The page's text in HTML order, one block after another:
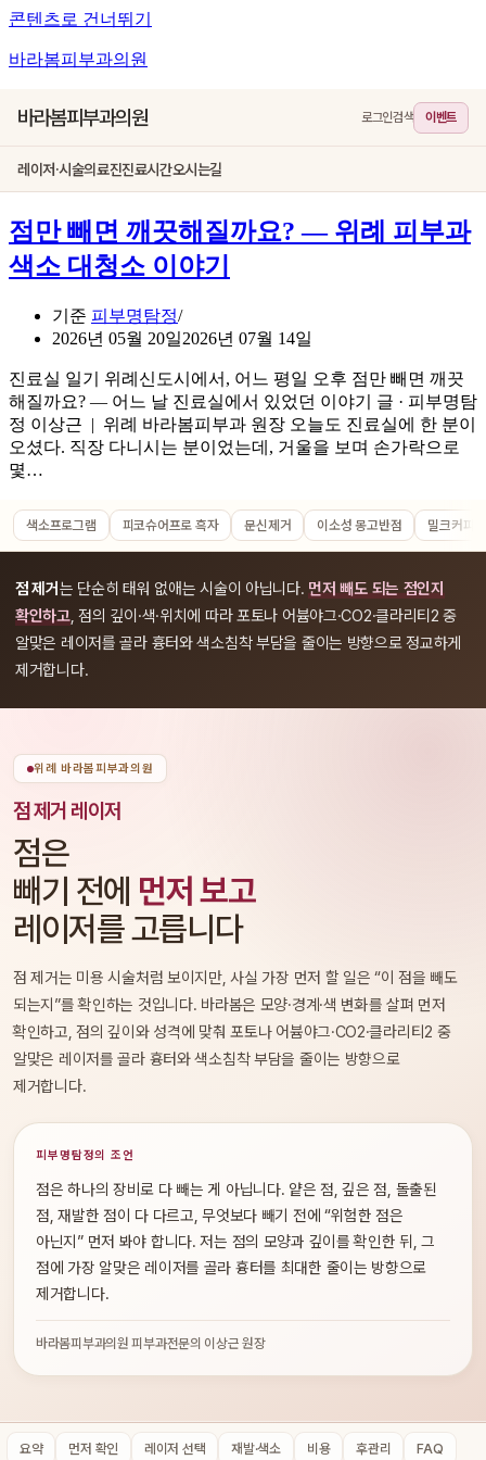
콘텐츠로 건너뛰기
바라봄피부과의원
바라봄피부과의원 로그인검색 이벤트
레이저·시술의료진진료시간오시는길
점만 빼면 깨끗해질까요? — 위례 피부과
색소 대청소 이야기
기준 피부명탐정
2026년 05월 20일2026년 07월 14일
진료실 일기 위례신도시에서, 어느 평일 오후 점만 빼면 깨끗
해질까요? — 어느 날 진료실에서 있었던 이야기 글 · 피부명탐
정 이상근 | 위례 바라봄피부과 원장 오늘도 진료실에 한 분이
오셨다. 직장 다니시는 분이었는데, 거울을 보며 손가락으로
몇…
색소프로그램 피코슈어프로 흑자 문신제거 이소성 몽고반점 밀크커피
점 제거는 단순히 태워 없애는 시술이 아닙니다.먼저 빼도 되는 점인지
확인하고, 점의 깊이·색·위치에 따라 포토나 어븀야그·CO2·클라리티2 중
알맞은 레이저를 골라 흉터와 색소침착 부담을 줄이는 방향으로 정교하게
제거합니다.
위례 바라봄피부과의원
점 제거 레이저
점은
빼기 전에 먼저 보고
레이저를 고릅니다
점 제거는 미용 시술처럼 보이지만, 사실 가장 먼저 할 일은 “이 점을 빼도
되는지”를 확인하는 것입니다. 바라봄은 모양·경계·색 변화를 살펴 먼저
확인하고, 점의 깊이와 성격에 맞춰 포토나 어븀야그·CO2·클라리티2 중
알맞은 레이저를 골라 흉터와 색소침착 부담을 줄이는 방향으로
제거합니다.
피부명탐정의 조언
점은 하나의 장비로 다 빼는 게 아닙니다. 얕은 점, 깊은 점, 돌출된
점, 재발한 점이 다 다르고, 무엇보다 빼기 전에 “위험한 점은
아닌지” 먼저 봐야 합니다. 저는 점의 모양과 깊이를 확인한 뒤, 그
점에 가장 알맞은 레이저를 골라 흉터를 최대한 줄이는 방향으로
제거합니다.
바라봄피부과의원 피부과전문의 이상근 원장
요약 먼저 확인 레이저 선택 재발·색소 비용 후관리 FAQ